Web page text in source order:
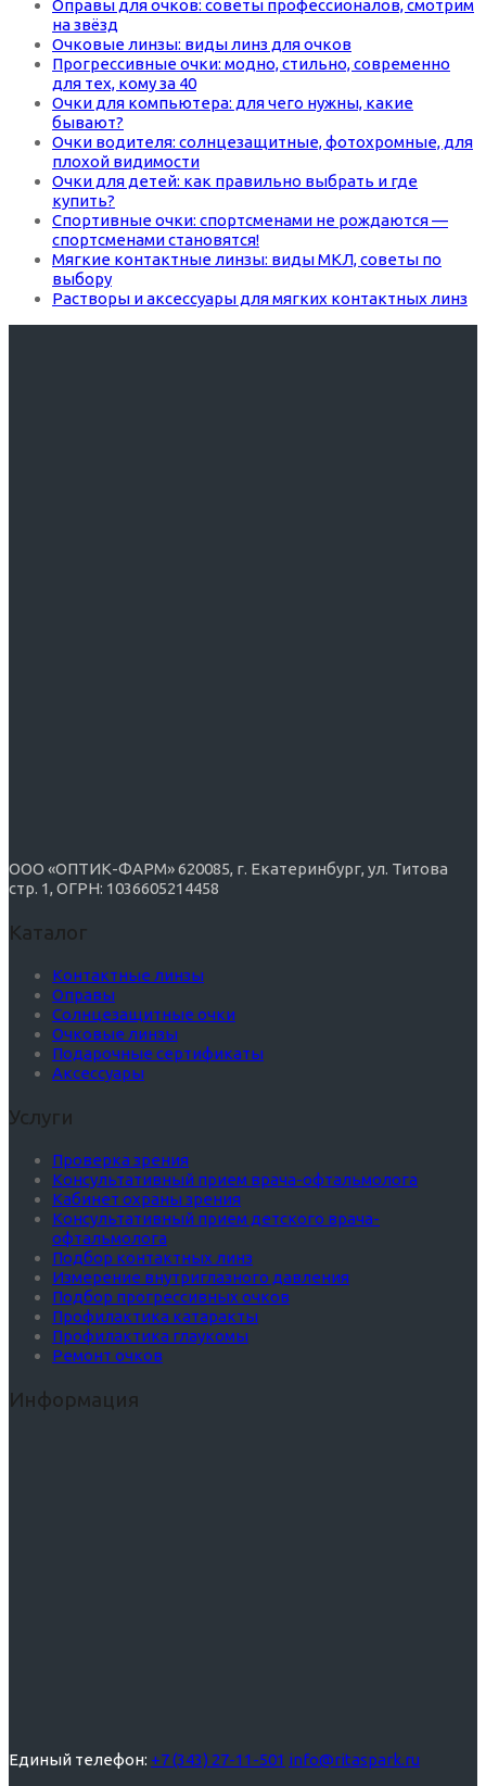
Оправы для очков: советы профессионалов, смотрим
на звёзд
Очковые линзы: виды линз для очков
Прогрессивные очки: модно, стильно, современно
для тех, кому за 40
Очки для компьютера: для чего нужны, какие
бывают?
Очки водителя: солнцезащитные, фотохромные, для
плохой видимости
Очки для детей: как правильно выбрать и где
купить?
Спортивные очки: спортсменами не рождаются —
спортсменами становятся!
Мягкие контактные линзы: виды МКЛ, советы по
выбору
Растворы и аксессуары для мягких контактных линз
ООО «ОПТИК-ФАРМ» 620085, г. Екатеринбург, ул. Титова
стр. 1, ОГРН: 1036605214458
Каталог
Контактные линзы
Оправы
Солнцезащитные очки
Очковые линзы
Подарочные сертификаты
Аксессуары
Услуги
Проверка зрения
Консультативный прием врача-офтальмолога
Кабинет охраны зрения
Консультативный прием детского врача-
офтальмолога
Подбор контактных линз
Измерение внутриглазного давления
Подбор прогрессивных очков
Профилактика катаракты
Профилактика глаукомы
Ремонт очков
Информация
Единый телефон: +7 (343) 27-11-501 info@ritaspark.ru